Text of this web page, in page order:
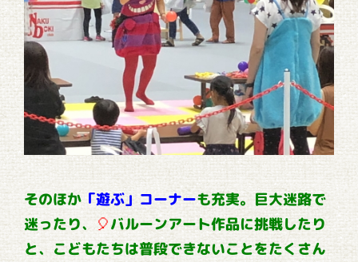
そのほか「遊ぶ」コーナーも充実。巨大迷路で
迷ったり、🎈バルーンアート作品に挑戦したり
と、こどもたちは普段できないことをたくさん